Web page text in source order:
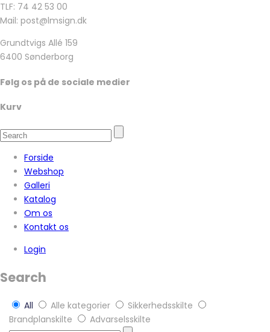
TLF: 74 42 53 00
Mail: post@lmsign.dk
Grundtvigs Allé 159
6400 Sønderborg
Følg os på de sociale medier
Kurv
Forside
Webshop
Galleri
Katalog
Om os
Kontakt os
Login
Search
All Alle kategorier
Sikkerhedsskilte
Brandplanskilte
Advarselsskilte